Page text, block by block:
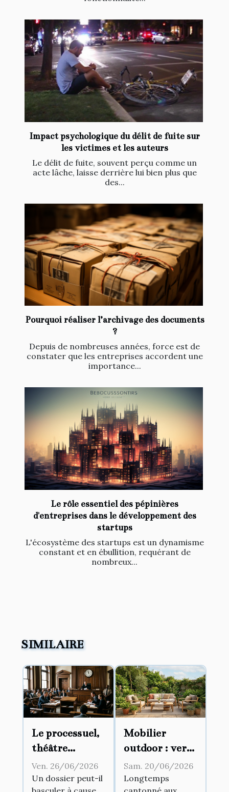
Impact psychologique du délit de fuite sur
les victimes et les auteurs
Le délit de fuite, souvent perçu comme un
acte lâche, laisse derrière lui bien plus que
des...
Pourquoi réaliser l’archivage des documents
?
Depuis de nombreuses années, force est de
constater que les entreprises accordent une
importance...
Le rôle essentiel des pépinières
d'entreprises dans le développement des
startups
L'écosystème des startups est un dynamisme
constant et en ébullition, requérant de
nombreux...
SIMILAIRE
Le processuel,
théâtre
d’influences :
comment les
Ven. 26/06/2026
Un dossier peut-il
Mobilier
outdoor : vers
une fusion
entre
Sam. 20/06/2026
Longtemps